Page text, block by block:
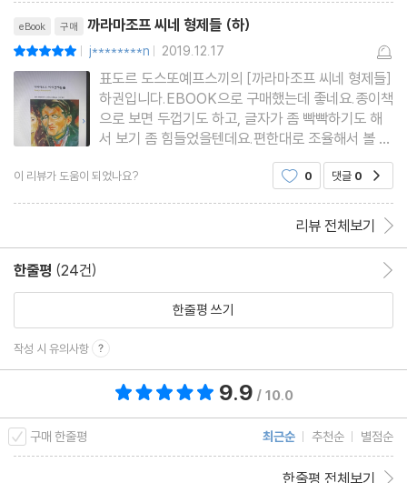
eBook 구매 까라마조프 씨네 형제들 (하)
| j********n | 2019.12.17
표도르 도스또예프스끼의 [까라마조프 씨네 형제들]
하권입니다.EBOOK으로 구매했는데 좋네요.종이책
으로 보면 두껍기도 하고, 글자가 좀 빡빡하기도 해
서 보기 좀 힘들었을텐데요.편한대로 조율해서 볼 수
있어서 마음에 듭니다.번역도 워낙에 도스또예프스
끼의 작품은 열린책들 출판사가 좋다고 하니 마음에
이 리뷰가 도움이 되었나요? 0 댓글 0
리뷰 전체보기
한줄평 (24건)
한줄평 쓰기
작성 시 유의사항
9.9 / 10.0
구매 한줄평 최근순 추천순 별점순
한줄평 전체보기